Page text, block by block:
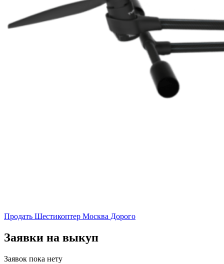
Продать Шестикоптер Москва Дорого
Заявки на выкуп
Заявок пока нету